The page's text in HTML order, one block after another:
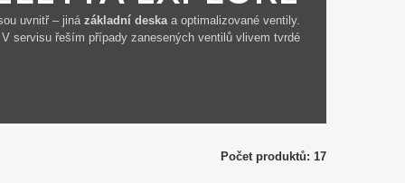
uvnitř – jiná základní deskaa optimalizované ventily.
servisu řeším případy zanesených ventilů vlivem tvrdé
Počet produktů: 17